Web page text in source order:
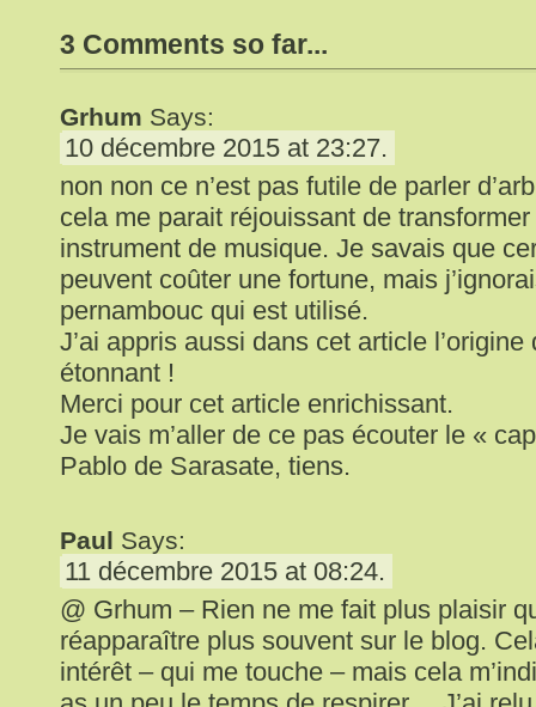
3 Comments so far...
Grhum Says:
10 décembre 2015 at 23:27.
non non ce n’est pas futile de parler
cela me parait réjouissant de
instrument de musique. Je savais que
peuvent coûter une fortune, mais
pernambouc qui est utilisé.
J’ai appris aussi dans cet article l’origine
étonnant !
Merci pour cet article enrichissant.
Je vais m’aller de ce pas écouter le «
Pablo de Sarasate, tiens.
Paul Says:
11 décembre 2015 at 08:24.
@ Grhum – Rien ne me fait plus plaisir
réapparaître plus souvent sur le blog.
intérêt – qui me touche – mais cela